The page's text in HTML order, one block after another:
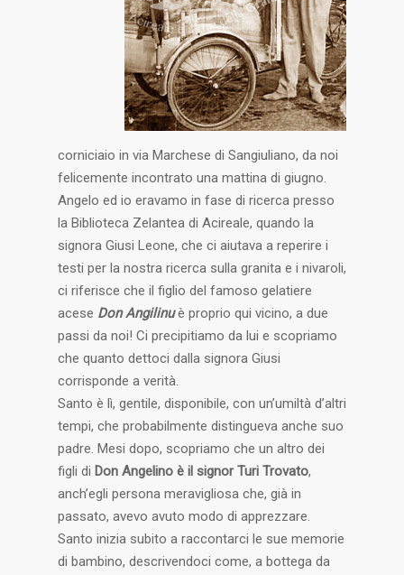
corniciaio in via Marchese di Sangiuliano, da noi
felicemente incontrato una mattina di giugno.
Angelo ed io eravamo in fase di ricerca presso
la Biblioteca Zelantea di Acireale, quando la
signora Giusi Leone, che ci aiutava a reperire i
testi per la nostra ricerca sulla granita e i nivaroli,
ci riferisce che il figlio del famoso gelatiere
acese Don Angilinuè proprio qui vicino, a due
passi da noi! Ci precipitiamo da lui e scopriamo
che quanto dettoci dalla signora Giusi
corrisponde a verità.
Santo è lì, gentile, disponibile, con un’umiltà d’altri
tempi, che probabilmente distingueva anche suo
padre. Mesi dopo, scopriamo che un altro dei
figli di Don Angelino è il signor Turi Trovato,
anch’egli persona meravigliosa che, già in
passato, avevo avuto modo di apprezzare.
Santo inizia subito a raccontarci le sue memorie
di bambino, descrivendoci come, a bottega da